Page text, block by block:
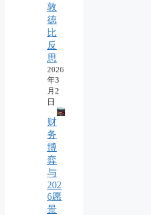
敦
德
比
反
思
2026
年3
月2
日
财
务
博
弈
与
202
6愿
景